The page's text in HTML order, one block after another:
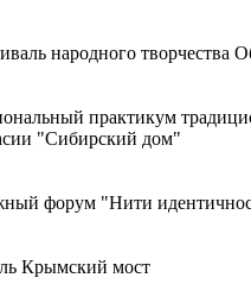
народного творчества
практикум
"Сибирский дом"
форум "Нити
Крымский мост